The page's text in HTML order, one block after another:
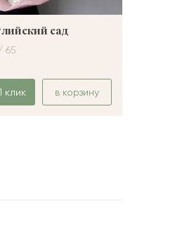
сад
/ 65
клик в корзину